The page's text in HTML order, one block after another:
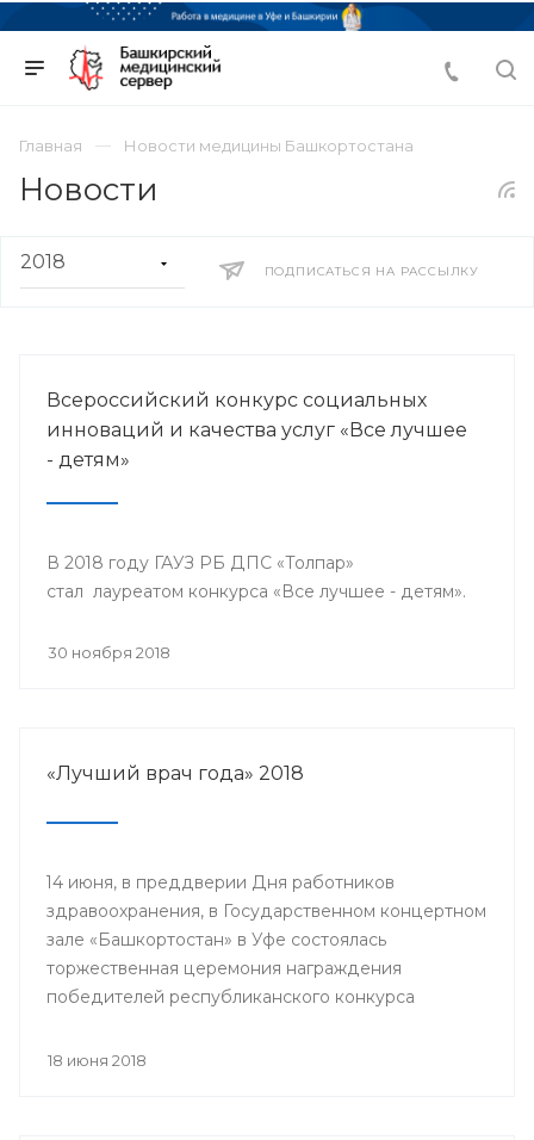
Главная Новости медицины Башкортостана
Новости
ПОДПИСАТЬСЯ НА РАССЫЛКУ
Всероссийский конкурс социальных
инноваций и качества услуг «Все лучшее
- детям»
В 2018 году ГАУЗ РБ ДПС «Толпар»
стал лауреатом конкурса «Все лучшее - детям».
30 ноября 2018
«Лучший врач года» 2018
14 июня, в преддверии Дня работников
здравоохранения, в Государственном концертном
зале «Башкортостан» в Уфе состоялась
торжественная церемония награждения
победителей республиканского конкурса
мероприятие, посвященное Дню медицинского
18 июня 2018